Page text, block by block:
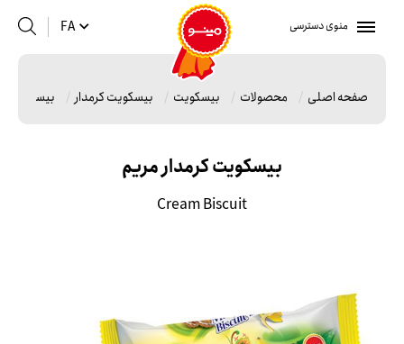
منوی دسترسی FA
صفحه اصلی محصولات بیسکویت بیسکویت کرمدار بیسکویت
بیسکویت کرمدار مریم
Cream Biscuit